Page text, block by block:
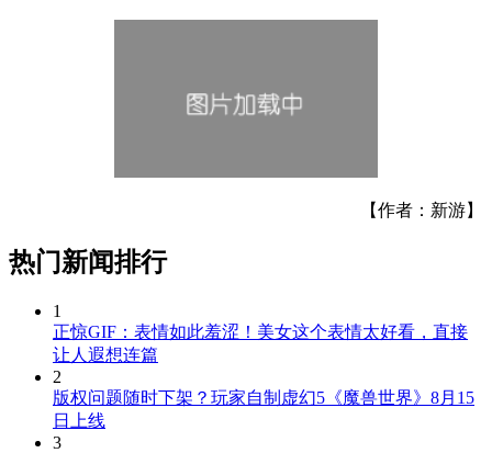
【作者：新游】
热门新闻排行
1
正惊GIF：表情如此羞涩！美女这个表情太好看，直接
让人遐想连篇
2
版权问题随时下架？玩家自制虚幻5《魔兽世界》8月15
日上线
3